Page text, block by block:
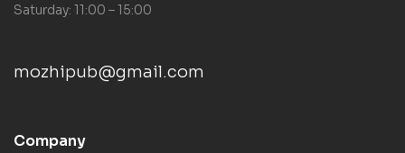
Saturday: 11:00 – 15:00
mozhipub@gmail.com
Company